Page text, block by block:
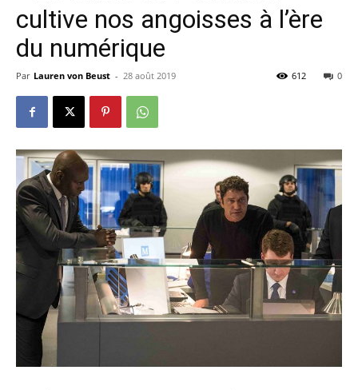
cultive nos angoisses à l’ère
du numérique
Par Lauren von Beust - 28 août 2019 0
612